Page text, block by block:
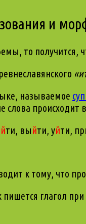
и
то получится,
«
называемое
слова
йти, выйти, уйти,
к тому, что
пишется глагол